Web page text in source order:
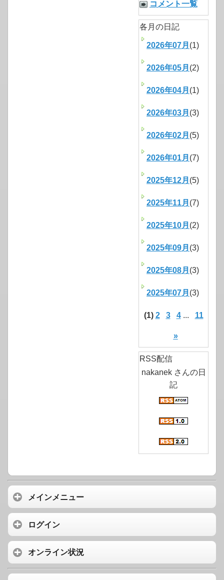
コメント一覧
各月の日記
2026年07月 (1)
2026年05月 (2)
2026年04月 (1)
2026年03月 (3)
2026年02月 (5)
2026年01月 (7)
2025年12月 (5)
2025年11月 (7)
2025年10月 (2)
2025年09月 (3)
2025年08月 (3)
2025年07月 (3)
(1) 2 3 4... 11
»
RSS配信
nakanek さんの日
記
メインメニュー
ログイン
オンライン状況